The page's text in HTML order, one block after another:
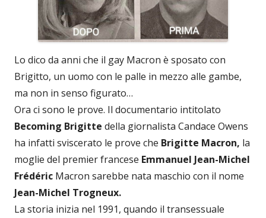
Lo dico da anni che il gay Macron è sposato con
Brigitto, un uomo con le palle in mezzo alle gambe,
ma non in senso figurato…
Ora ci sono le prove. Il documentario intitolato
Becoming Brigitte della giornalista Candace Owens
ha infatti sviscerato le prove che Brigitte Macron, la
moglie del premier francese Emmanuel Jean-Michel
Frédéric Macron sarebbe nata maschio con il nome
Jean-Michel Trogneux.
La storia inizia nel 1991, quando il transessuale